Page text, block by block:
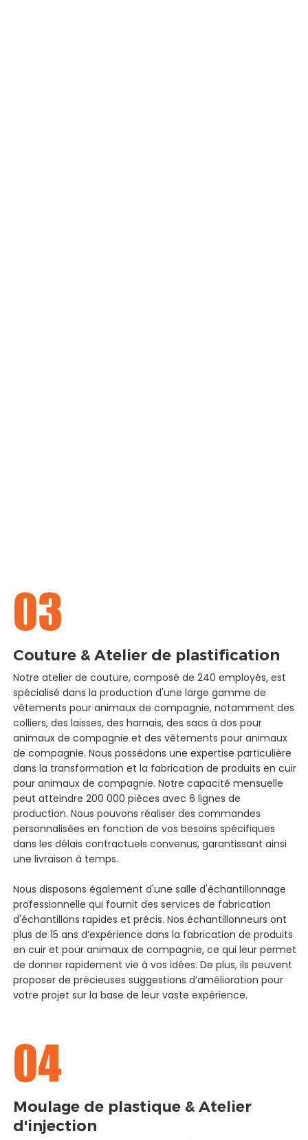
Couture & Atelier de plastification
Notre atelier de couture, composé de 240 employés, est
spécialisé dans la production d'une large gamme de
vêtements pour animaux de compagnie, notamment des
colliers, des laisses, des harnais, des sacs à dos pour
animaux de compagnie et des vêtements pour animaux
de compagnie. Nous possédons une expertise particulière
dans la transformation et la fabrication de produits en cuir
pour animaux de compagnie. Notre capacité mensuelle
peut atteindre 200 000 pièces avec 6 lignes de
production. Nous pouvons réaliser des commandes
personnalisées en fonction de vos besoins spécifiques
dans les délais contractuels convenus, garantissant ainsi
une livraison à temps.
Nous disposons également d'une salle d'échantillonnage
professionnelle qui fournit des services de fabrication
d'échantillons rapides et précis. Nos échantillonneurs ont
plus de 15 ans d’expérience dans la fabrication de produits
en cuir et pour animaux de compagnie, ce qui leur permet
de donner rapidement vie à vos idées. De plus, ils peuvent
proposer de précieuses suggestions d’amélioration pour
votre projet sur la base de leur vaste expérience.
Moulage de plastique & Atelier
d'injection